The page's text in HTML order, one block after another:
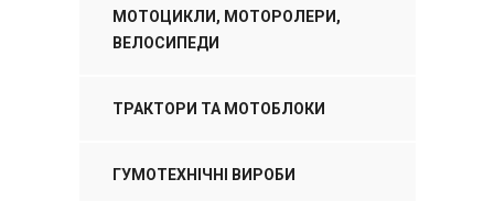
МОТОЦИКЛИ, МОТОРОЛЕРИ,
ВЕЛОСИПЕДИ
ТРАКТОРИ ТА МОТОБЛОКИ
ГУМОТЕХНІЧНІ ВИРОБИ